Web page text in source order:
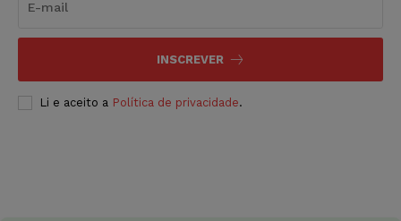
INSCREVER
Li e aceito a Política de privacidade.